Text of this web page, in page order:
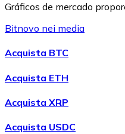
Litecoin
Gráficos de mercado
Bitnovo nei media
Acquista BTC
Acquista ETH
Acquista XRP
Acquista USDC